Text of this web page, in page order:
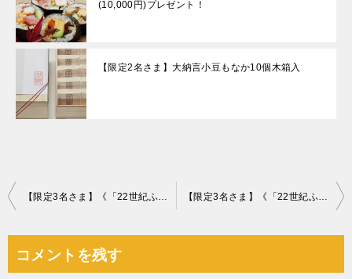
(10,000円)プレゼント！
【限定2名さま】大納言小豆もなか10個木箱入
投
ビ
【限定3名さま】《「22世紀ふぐ」を3か月連続でプレゼント！5月はてっさ》～相談件数80万件突破〝祈念〟の特別企画スタート～ 【限定3名さま】《「22世紀ふぐ」を3か月連続でプレゼント！7⽉はてっちり》～相談件数80万件突破〝祈念〟の特別企画～
コメントを残す